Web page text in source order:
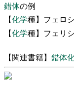
錯体の例
【化学種】 フェロ
【化学種】 フェリ
【関連書籍】 錯体